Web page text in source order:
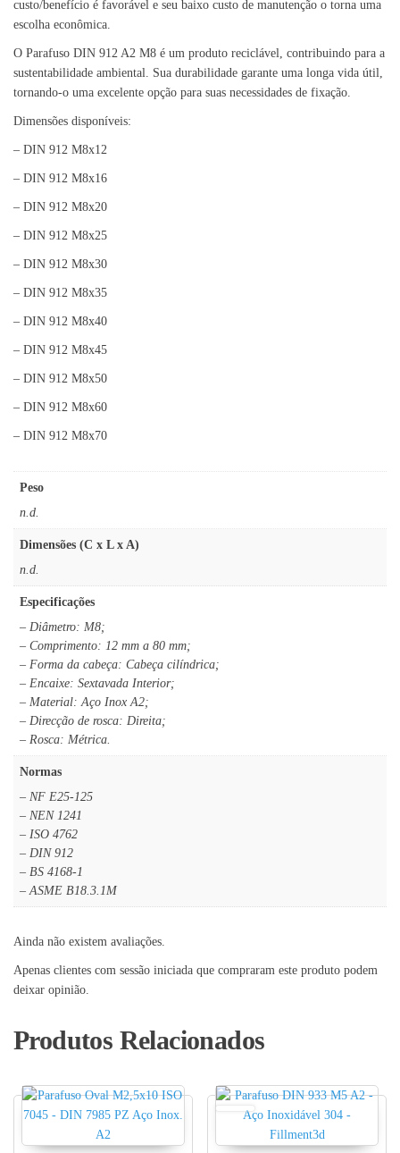
custo/benefício é favorável e seu baixo custo de manutenção o torna uma
escolha econômica.
O Parafuso DIN 912 A2 M8 é um produto reciclável, contribuindo para a
sustentabilidade ambiental. Sua durabilidade garante uma longa vida útil,
tornando-o uma excelente opção para suas necessidades de fixação.
Dimensões disponíveis:
– DIN 912 M8x12
– DIN 912 M8x16
– DIN 912 M8x20
– DIN 912 M8x25
– DIN 912 M8x30
– DIN 912 M8x35
– DIN 912 M8x40
– DIN 912 M8x45
– DIN 912 M8x50
– DIN 912 M8x60
– DIN 912 M8x70
Peso
n.d.
Dimensões (C x L x A)
n.d.
Especificações
– Diâmetro: M8;
– Comprimento: 12 mm a 80 mm;
– Forma da cabeça: Cabeça cilíndrica;
– Encaixe: Sextavada Interior;
– Material: Aço Inox A2;
– Direcção de rosca: Direita;
– Rosca: Métrica.
Normas
– NF E25-125
– NEN 1241
– ISO 4762
– DIN 912
– BS 4168-1
– ASME B18.3.1M
Ainda não existem avaliações.
Apenas clientes com sessão iniciada que compraram este produto podem
deixar opinião.
Produtos Relacionados